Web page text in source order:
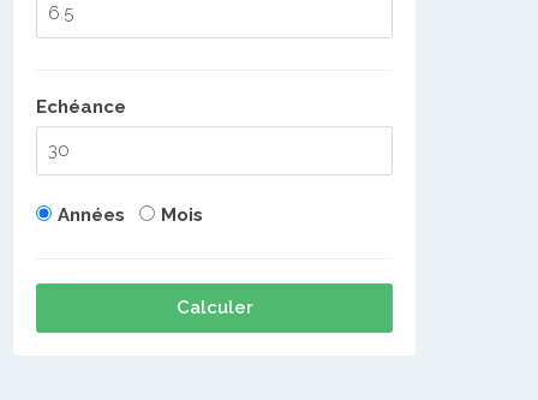
Echéance
Années Mois
Calculer